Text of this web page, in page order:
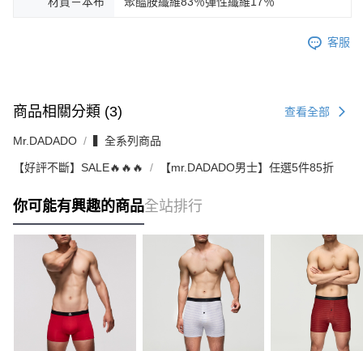
客服
商品相關分類 (3) 查看全部
Mr.DADADO ▍全系列商品
【好評不斷】SALE🔥🔥🔥 【mr.DADADO男士】任選5件85折
你可能有興趣的商品全站排行